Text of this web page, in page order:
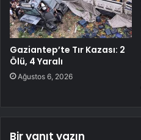
Gaziantep’te Tır Kazası: 2
Ölü, 4 Yaralı
Ağustos 6, 2026
Bir yanıt yazın